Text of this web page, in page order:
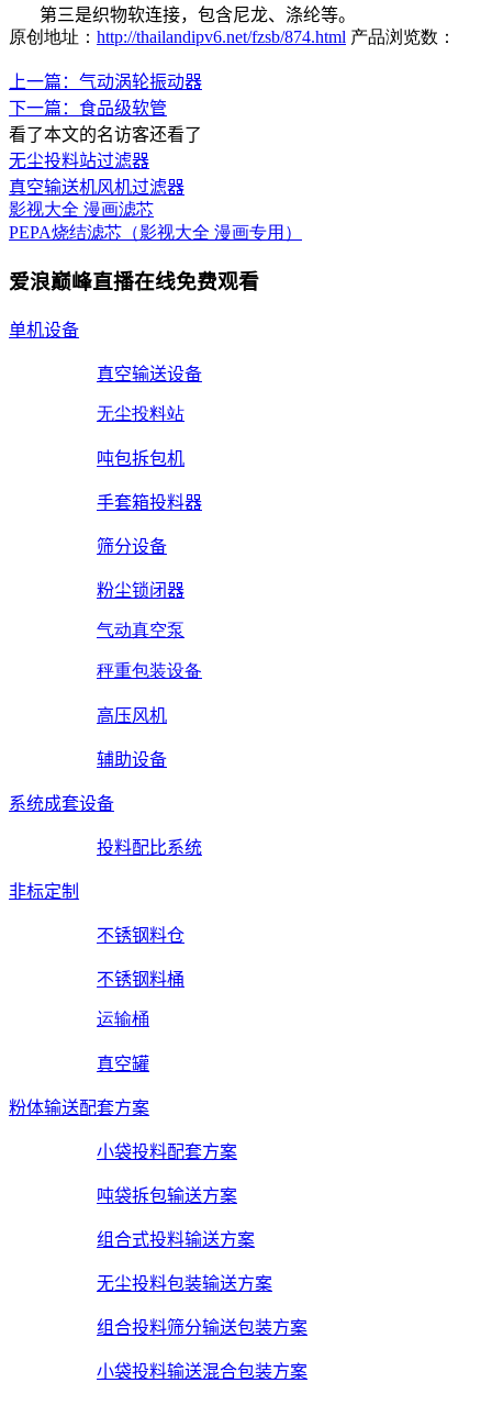
第三是织物软连接，包含尼龙、涤纶等。
原创地址： http://thailandipv6.net/fzsb/874.html 产品浏览数：
上一篇：气动涡轮振动器
下一篇：食品级软管
看了本文的名访客还看了
无尘投料站过滤器
真空输送机风机过滤器
影视大全 漫画滤芯
PEPA烧结滤芯（影视大全 漫画专用）
爱浪巅峰直播在线免费观看
单机设备
真空输送设备
无尘投料站
吨包拆包机
手套箱投料器
筛分设备
粉尘锁闭器
气动真空泵
秤重包装设备
高压风机
辅助设备
系统成套设备
投料配比系统
非标定制
不锈钢料仓
不锈钢料桶
运输桶
真空罐
粉体输送配套方案
小袋投料配套方案
吨袋拆包输送方案
组合式投料输送方案
无尘投料包装输送方案
组合投料筛分输送包装方案
小袋投料输送混合包装方案